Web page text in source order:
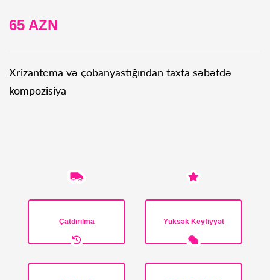
65 AZN
Xrizantema və çobanyastığından taxta səbətdə
kompozisiya
Çatdırılma Yüksək Keyfiyyət